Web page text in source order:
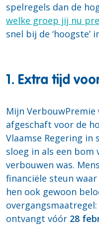
spelregels dan de
welke groep jij nu
snel bij de ‘hoogste’
1. Extra tijd
Mijn
afgeschaft voor de
Vlaamse Regering
sloeg in als een bom
verbouwen was.
financiële steun
hen ook gewoon
ontvangt vóór 28